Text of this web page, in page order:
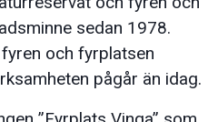
sedan 1978.
och fyrplatsen
pågår än idag.